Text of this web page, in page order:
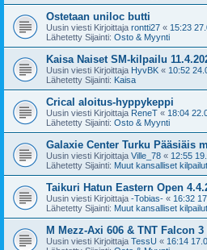
Ostetaan uniloc butti
Uusin viesti Kirjoittaja rontti27 « 15:23
Lähetetty Sijainti: Osto & Myynti
Kaisa Naiset SM-kilpailu
Uusin viesti Kirjoittaja HyvBK « 10:52
Lähetetty Sijainti: Kaisa
Crical aloitus-hyppykeppi
Uusin viesti Kirjoittaja ReneT « 18:04
Lähetetty Sijainti: Osto & Myynti
Galaxie Center Turku Pääsiäis
Uusin viesti Kirjoittaja Ville_78 « 12:55
Lähetetty Sijainti: Muut kansalliset kilpailut
Taikuri Hatun Eastern Open
Uusin viesti Kirjoittaja -Tobias- « 16:32
Lähetetty Sijainti: Muut kansalliset kilpailut
M Mezz-Axi 606 & TNT Falcon
Uusin viesti Kirjoittaja TessU « 16:14